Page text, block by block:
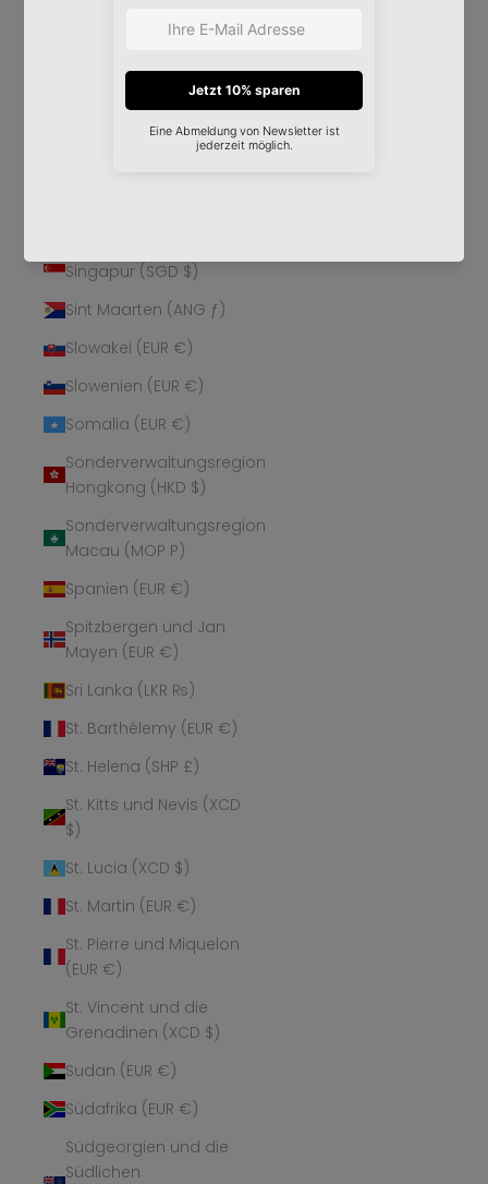
Schweiz (CHF CHF)
Senegal (XOF Fr)
Seychellen (EUR €)
Singapur (SGD $)
Sint Maarten (ANG ƒ)
Slowakei (EUR €)
Slowenien (EUR €)
Somalia (EUR €)
Sonderverwaltungsregion
Hongkong (HKD $)
Sonderverwaltungsregion
Macau (MOP P)
Spanien (EUR €)
Spitzbergen und Jan
Mayen (EUR €)
Sri Lanka (LKR ₨)
St. Barthélemy (EUR €)
St. Helena (SHP £)
St. Kitts und Nevis (XCD
$)
St. Lucia (XCD $)
St. Martin (EUR €)
St. Pierre und Miquelon
(EUR €)
St. Vincent und die
Grenadinen (XCD $)
Sudan (EUR €)
Südafrika (EUR €)
Südgeorgien und die
Südlichen